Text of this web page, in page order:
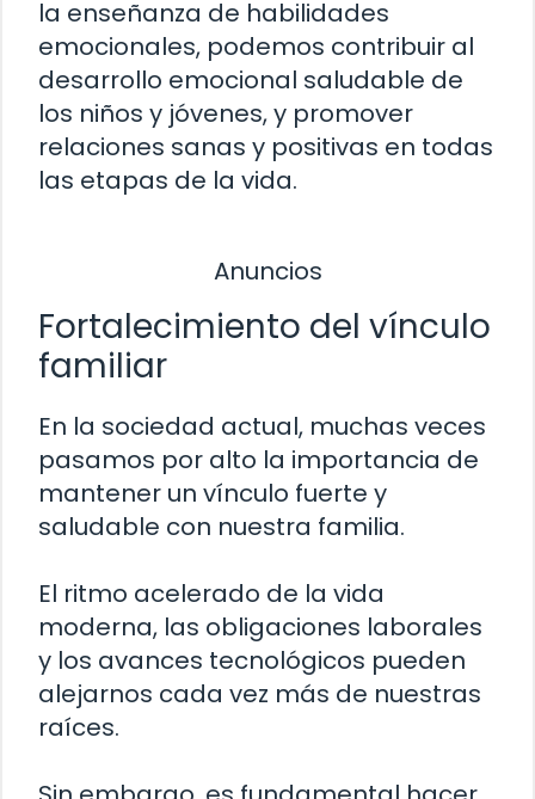
la enseñanza de habilidades
emocionales, podemos contribuir al
desarrollo emocional saludable de
los niños y jóvenes, y promover
relaciones sanas y positivas en todas
las etapas de la vida.
Anuncios
Fortalecimiento del vínculo
familiar
En la sociedad actual, muchas veces
pasamos por alto la importancia de
mantener un vínculo fuerte y
saludable con nuestra familia.
El ritmo acelerado de la vida
moderna, las obligaciones laborales
y los avances tecnológicos pueden
alejarnos cada vez más de nuestras
raíces.